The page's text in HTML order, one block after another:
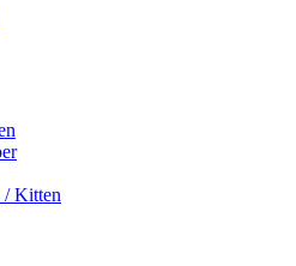
/ Kitten